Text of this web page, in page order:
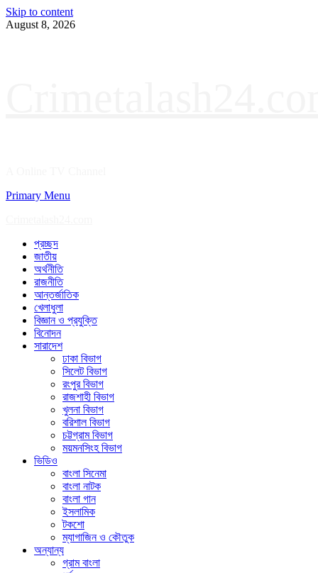
Skip to content
August 8, 2026
Primary Menu
প্রচ্ছদ
জাতীয়
অর্থনীতি
রাজনীতি
আন্তর্জাতিক
খেলাধুলা
বিজ্ঞান ও প্রযুক্তি
বিনোদন
সারাদেশ
ঢাকা বিভাগ
সিলেট বিভাগ
রংপুর বিভাগ
রাজশাহী বিভাগ
খুলনা বিভাগ
বরিশাল বিভাগ
চট্টগ্রাম বিভাগ
ময়মনসিংহ বিভাগ
ভিডিও
বাংলা সিনেমা
বাংলা নাটক
বাংলা গান
ইসলামিক
টকশো
ম্যাগাজিন ও কৌতুক
অন্যান্য
গ্রাম বাংলা